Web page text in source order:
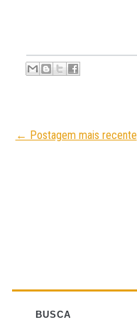
← Postagem mais recente
BUSCA